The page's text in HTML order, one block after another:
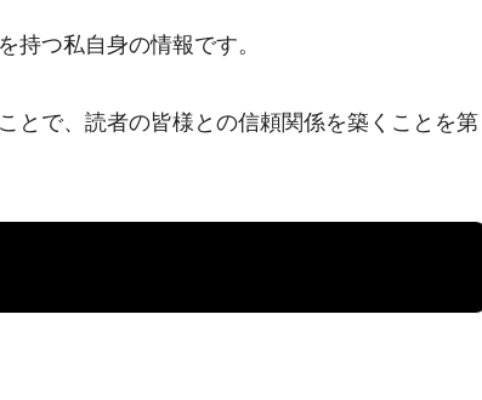
持つ私自身の情報です。
とで、読者の皆様との信頼関係を築くことを第